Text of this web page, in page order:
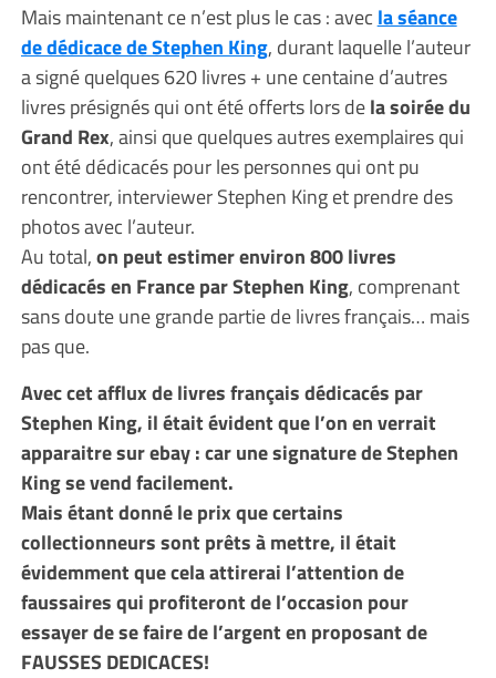
Mais maintenant ce n’est plus le cas : avec la séance
de dédicace de Stephen King, durant laquelle l’auteur
a signé quelques 620 livres + une centaine d’autres
livres présignés qui ont été offerts lors dela soirée du
Grand Rex, ainsi que quelques autres exemplaires qui
ont été dédicacés pour les personnes qui ont pu
rencontrer, interviewer Stephen King et prendre des
photos avec l’auteur.
Au total,on peut estimer environ 800 livres
dédicacés en France par Stephen King, comprenant
sans doute une grande partie de livres français… mais
pas que.
Avec cet afflux de livres français dédicacés par
Stephen King, il était évident que l’on en verrait
apparaitre sur ebay : car une signature de Stephen
King se vend facilement.
Mais étant donné le prix que certains
collectionneurs sont prêts à mettre, il était
évidemment que cela attirerai l’attention de
faussaires qui profiteront de l’occasion pour
essayer de se faire de l’argent en proposant de
FAUSSES DEDICACES!